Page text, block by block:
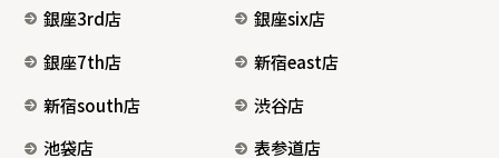
銀座3rd店
銀座six店
銀座7th店
新宿east店
新宿south店
渋谷店
池袋店
表参道店